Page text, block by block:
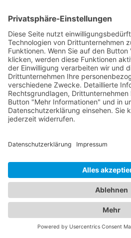
Kindern aller Altersgruppen.
Branchenportal bietet Ihnen
Informationen zu
Ihrer Region. Sie können
Qualifikationen,
und Standorte erfahren sowie
anderen Patienten lesen. Auf
Sie die bestmögliche
Gesundheit Ihrer Familie
unsere Plattform, um die
dafür, dass Ihre Familie in den
und fürsorglicher Ärzte ist.
Jetzt